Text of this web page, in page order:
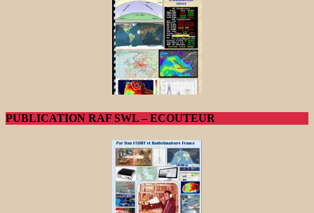
PUBLICATION RAF SWL – ECOUTEUR